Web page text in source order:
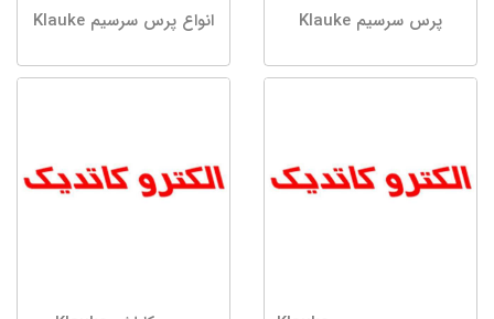
پرس سرسیم Klauke انواع پرس سرسیم Klauke